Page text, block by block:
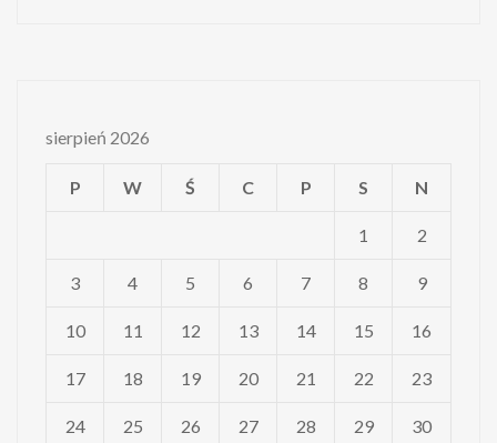
sierpień 2026
P W Ś C P S N
1 2
3 4 5 6 7 8 9
10 11 12 13 14 15 16
17 18 19 20 21 22 23
24 25 26 27 28 29 30